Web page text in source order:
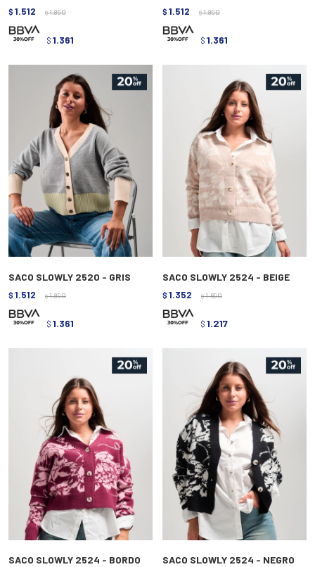
$ 1.512 $ 1.890
$ 1.361
$ 1.512 $ 1.890
$ 1.361
SACO SLOWLY 2520 - GRIS
$ 1.512 $ 1.890
$ 1.361
SACO SLOWLY 2524 - BEIGE
$ 1.352 $ 1.690
$ 1.217
SACO SLOWLY 2524 - BORDO SACO SLOWLY 2524 - NEGRO